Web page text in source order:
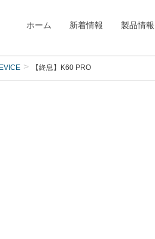
ホーム 新着情報 製品情報
【終息】K60 PRO